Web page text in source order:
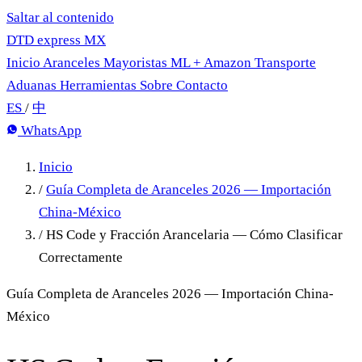
Saltar al contenido
DTD express MX
Inicio Aranceles Mayoristas ML + Amazon Transporte
Aduanas Herramientas Sobre Contacto
ES / 中
WhatsApp
Inicio
/ Guía Completa de Aranceles 2026 — Importación
China-México
/ HS Code y Fracción Arancelaria — Cómo Clasificar
Correctamente
Guía Completa de Aranceles 2026 — Importación China-
México